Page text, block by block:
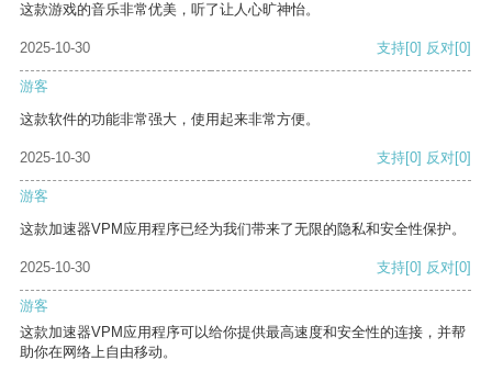
这款游戏的音乐非常优美，听了让人心旷神怡。
2025-10-30 支持[0] 反对[0]
游客
这款软件的功能非常强大，使用起来非常方便。
2025-10-30 支持[0] 反对[0]
游客
这款加速器VPM应用程序已经为我们带来了无限的隐私和安全性保护。
2025-10-30 支持[0] 反对[0]
游客
这款加速器VPM应用程序可以给你提供最高速度和安全性的连接，并帮
助你在网络上自由移动。